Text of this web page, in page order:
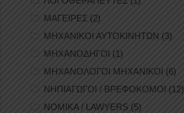
ΜΑΓΕΙΡΕΣ (2)
ΜΗΧΑΝΙΚΟΙ ΑΥΤΟΚΙΝΗΤΩΝ (3)
ΜΗΧΑΝΟΔΗΓΟΙ (1)
ΜΗΧΑΝΟΛΟΓΟΙ ΜΗΧΑΝΙΚΟΙ (6)
ΝΗΠΙΑΓΩΓΟΙ / ΒΡΕΦΟΚΟΜΟΙ (12)
ΝΟΜΙΚΑ / LAWYERS (5)